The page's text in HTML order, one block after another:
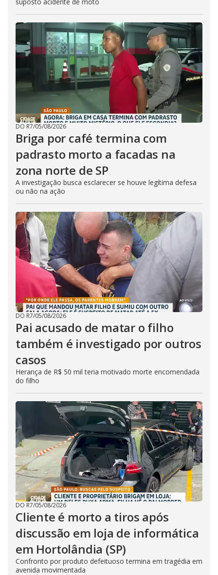
DO R7/05/08/2026
Briga por café termina com
padrasto morto a facadas na
zona norte de SP
A investigação busca esclarecer se houve legítima defesa
ou não na ação
DO R7/05/08/2026
Pai acusado de matar o filho
também é investigado por outros
casos
Herança de R$ 50 mil teria motivado morte encomendada
do filho
DO R7/05/08/2026
Cliente é morto a tiros após
discussão em loja de informática
em Hortolândia (SP)
Confronto por produto defeituoso termina em tragédia em
avenida movimentada